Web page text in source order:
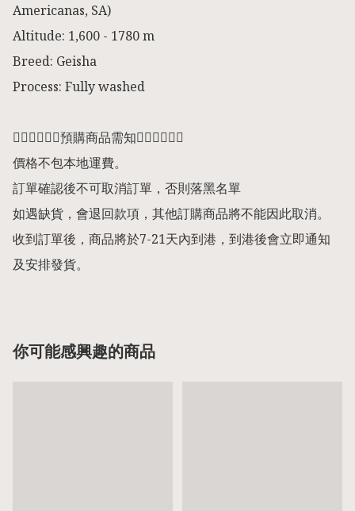
Americanas, SA)
Altitude: 1,600 - 1780 m
Breed: Geisha
Process: Fully washed
👇🏻👇🏻👇🏻預購商品需知👇🏻👇🏻👇🏻
價格不包本地運費。
訂單確認後不可取消訂單，否則落黑名單
如遇缺貨，會退回款項，其他訂購商品將不能因此取消。
收到訂單後，商品將於7-21天內到港，到港後會立即通知
及安排發貨。
你可能感興趣的商品